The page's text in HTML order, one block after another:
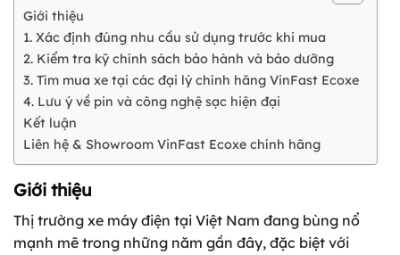
Giới thiệu
1. Xác định đúng nhu cầu sử dụng trước khi mua
2. Kiểm tra kỹ chính sách bảo hành và bảo dưỡng
3. Tìm mua xe tại các đại lý chính hãng VinFast Ecoxe
4. Lưu ý về pin và công nghệ sạc hiện đại
Kết luận
Liên hệ & Showroom VinFast Ecoxe chính hãng
Giới thiệu
Thị trường xe máy điện tại Việt Nam đang bùng nổ
mạnh mẽ trong những năm gần đây, đặc biệt với